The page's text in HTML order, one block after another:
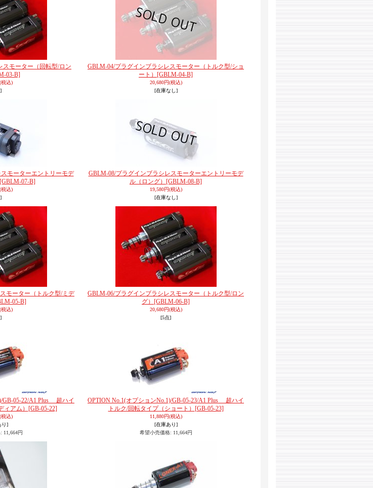
スモーター（回転型/ロン
03-B]
(税込)
GBLM-04/プラグインブラシレスモーター（トルク型/ショ
ート） [GBLM-04-B]
20,680円(税込)
[在庫なし]
モーターエントリーモデ
[GBLM-07-B]
(税込)
GBLM-08/プラグインブラシレスモーターエントリーモデ
ル（ロング） [GBLM-08-B]
19,580円(税込)
[在庫なし]
モーター（トルク型/ミデ
05-B]
(税込)
GBLM-06/プラグインブラシレスモーター（トルク型/ロン
グ） [GBLM-06-B]
20,680円(税込)
[5点]
GB-05-22/A1 Plus 超ハイ
ィアム） [GB-05-22]
(税込)
り]
: 11,664円
OPTION No.1(オプションNo.1)/GB-05-23/A1 Plus 超ハイ
トルク/回転タイプ（ショート） [GB-05-23]
11,880円(税込)
[在庫あり]
希望小売価格: 11,664円